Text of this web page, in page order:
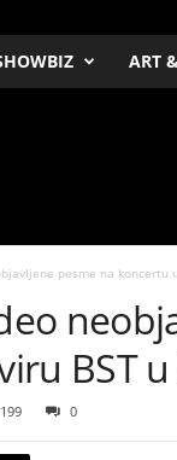
ART
pesme na koncertu
BST
199 0